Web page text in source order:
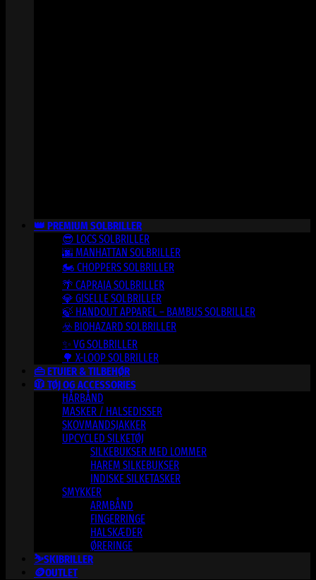
👑 PREMIUM SOLBRILLER
😎 LOCS SOLBRILLER
🌆 MANHATTAN SOLBRILLER
🏍️ CHOPPERS SOLBRILLER
🌴 CAPRAIA SOLBRILLER
💎 GISELLE SOLBRILLER
🍃 HANDOUT APPAREL – BAMBUS SOLBRILLER
☣️ BIOHAZARD SOLBRILLER
✨ VG SOLBRILLER
🌳 X-LOOP SOLBRILLER
👜 ETUIER & TILBEHØR
🧥 TØJ OG ACCESSORIES
HÅRBÅND
MASKER / HALSEDISSER
SKOVMANDSJAKKER
UPCYCLED SILKETØJ
SILKEBUKSER MED LOMMER
HAREM SILKEBUKSER
INDISKE SILKETASKER
SMYKKER
ARMBÅND
FINGERRINGE
HALSKÆDER
ØRERINGE
⛷️SKIBRILLER
🪙OUTLET